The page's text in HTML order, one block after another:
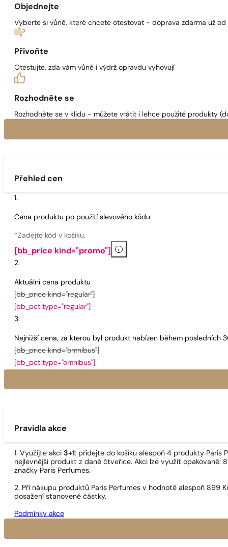
Objednejte
Vyberte si vůně, které chcete otestovat - doprava zdarma už
Přivoňte
Otestujte, zda vám vůně i výdrž opravdu vyhovují
Rozhodněte se
Rozhodněte se v klidu - můžete vrátit i lehce použité produkty
Přehled cen
Cena produktu po použití slevového kódu
*Zadejte kód v košíku.
[bb_price kind="promo"] i
Aktuální cena produktu
[bb_price kind="regular"]
[bb_pct type="regular"]
Nejnižší cena, za kterou byl produkt nabízen během posledních
[bb_price kind="omnibus"]
[bb_pct type="omnibus"]
Pravidla akce
1. Využijte akci 3+1: přidejte do košíku alespoň 4 produkty
nejlevnější produkt z dané čtveřice. Akci lze využít opakovaně:
značky Paris Perfumes.
2. Při nákupu produktů Paris Perfumes v hodnotě alespoň
dosažení stanovené částky.
Podmínky akce